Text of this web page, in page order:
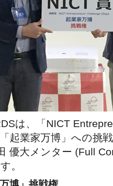
は、「NICT
起業家万博」への挑
優大メンター (Full
。